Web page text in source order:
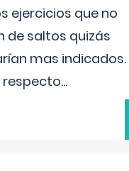
ejercicios que no
de saltos quizás
mas indicados.
respecto...